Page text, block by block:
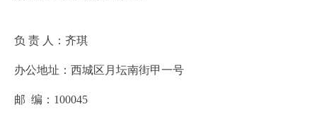
负 责 人： 齐琪
办公地址： 西城区月坛南街甲一号
邮 编： 100045